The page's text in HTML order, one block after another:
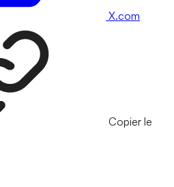
X.com
Copier le